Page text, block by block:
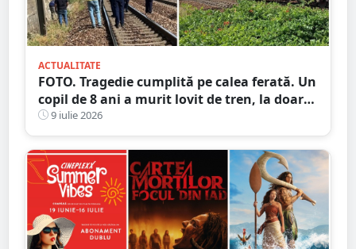
ACTUALITATE
FOTO. Tragedie cumplită pe calea ferată. Un
copil de 8 ani a murit lovit de tren, la doar
câteva minute după ce tatăl îi anunțase
dispariția
9 iulie 2026